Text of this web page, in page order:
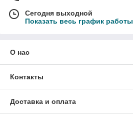
Сегодня выходной
Показать весь график работы
О нас
Контакты
Доставка и оплата